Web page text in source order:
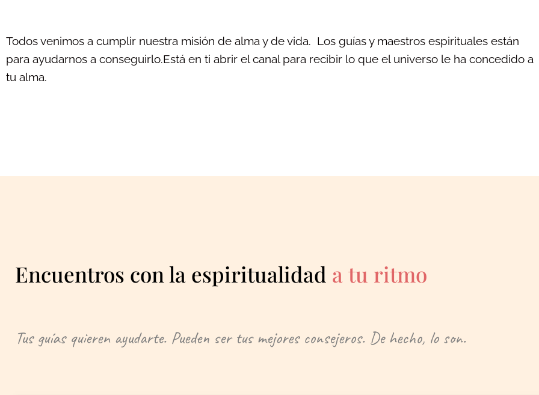
Todos venimos a cumplir nuestra misión de alma y de vida. Los guías y maestros espirituales están
para ayudarnos a conseguirlo.Está en ti abrir el canal para recibir lo que el universo le ha concedido a
tu alma.
Encuentros con la espiritualidad a tu ritmo
Tus guías quieren ayudarte. Pueden ser tus mejores consejeros. De hecho, lo son.